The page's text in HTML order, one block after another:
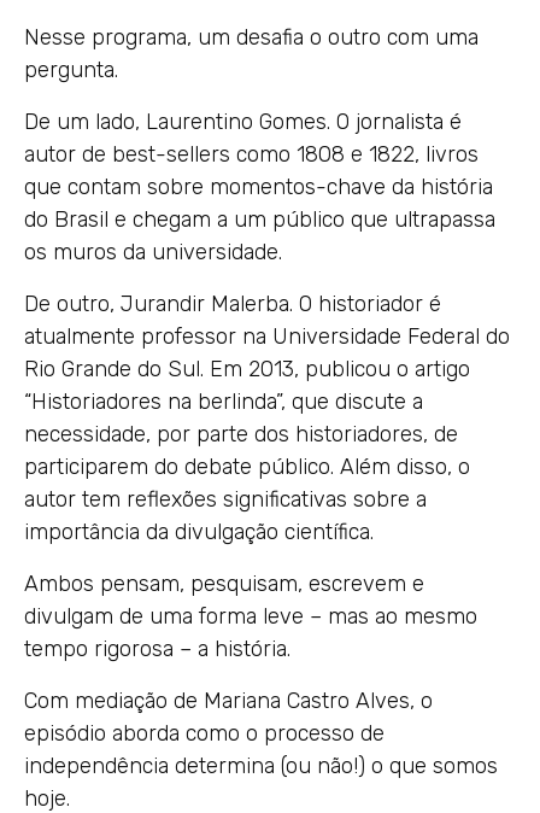
Nesse programa, um desafia o outro com uma
pergunta.
De um lado, Laurentino Gomes. O jornalista é
autor de best-sellers como 1808 e 1822, livros
que contam sobre momentos-chave da história
do Brasil e chegam a um público que ultrapassa
os muros da universidade.
De outro, Jurandir Malerba. O historiador é
atualmente professor na Universidade Federal do
Rio Grande do Sul. Em 2013, publicou o artigo
“Historiadores na berlinda”, que discute a
necessidade, por parte dos historiadores, de
participarem do debate público. Além disso, o
autor tem reflexões significativas sobre a
importância da divulgação científica.
Ambos pensam, pesquisam, escrevem e
divulgam de uma forma leve – mas ao mesmo
tempo rigorosa – a história.
Com mediação de Mariana Castro Alves, o
episódio aborda como o processo de
independência determina (ou não!) o que somos
hoje.